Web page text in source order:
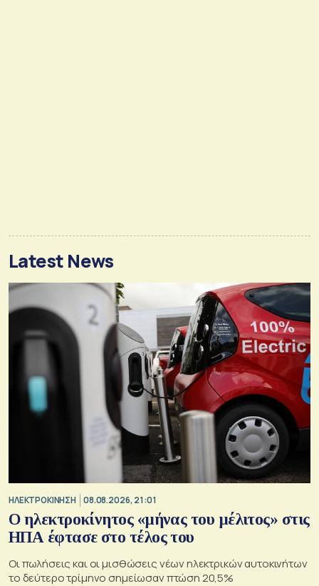
Latest News
ΗΛΕΚΤΡΟΚΙΝΗΣΗ 08.08.2026, 21:01
Ο ηλεκτροκίνητος «μήνας του μέλιτος» στις
ΗΠΑ έφτασε στο τέλος του
Οι πωλήσεις και οι μισθώσεις νέων ηλεκτρικών αυτοκινήτων
το δεύτερο τρίμηνο σημείωσαν πτώση 20,5%